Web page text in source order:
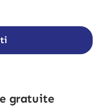
gratuite